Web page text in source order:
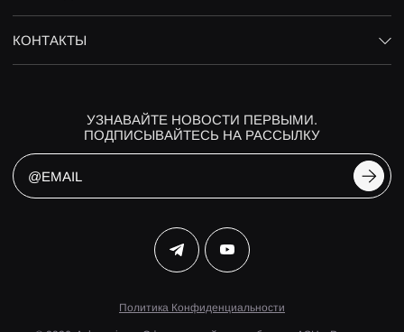
КОНТАКТЫ
УЗНАВАЙТЕ НОВОСТИ ПЕРВЫМИ.
ПОДПИСЫВАЙТЕСЬ НА РАССЫЛКУ
Политика Конфиденциальности